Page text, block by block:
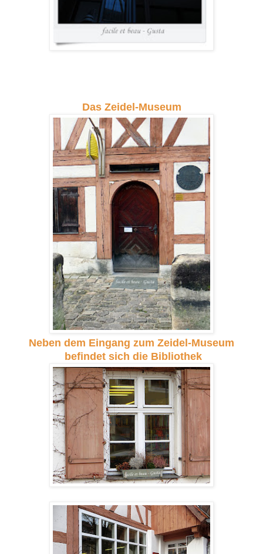
Das Zeidel-Museum
Neben dem Eingang zum Zeidel-Museum
befindet sich die Bibliothek